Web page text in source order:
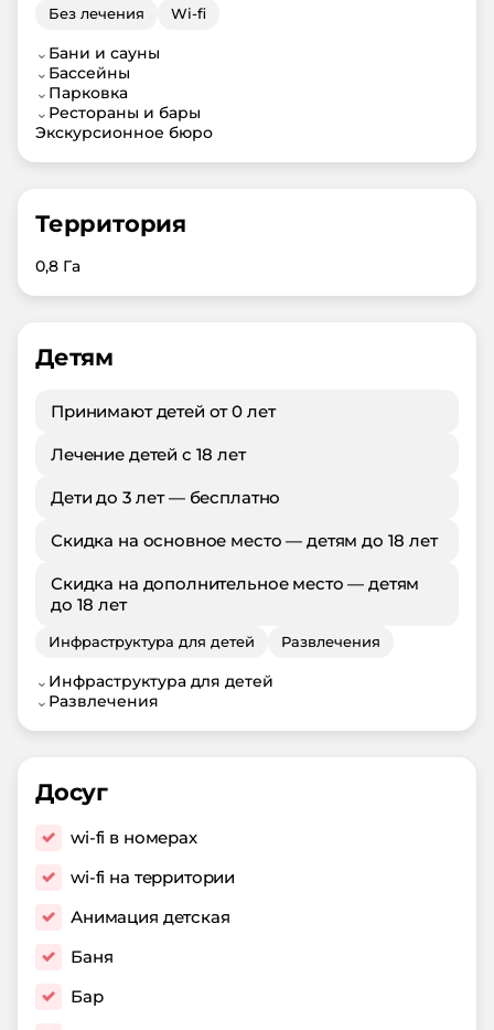
Без лечения
Wi-fi
⌄ Бани и сауны
⌄ Бассейны
⌄ Парковка
⌄ Рестораны и бары
Экскурсионное бюро
Территория
0,8 Га
Детям
Принимают детей от 0 лет
Лечение детей с 18 лет
Дети до 3 лет — бесплатно
Скидка на основное место — детям до 18 лет
Скидка на дополнительное место — детям
до 18 лет
Инфраструктура для детей Развлечения
⌄ Инфраструктура для детей
⌄ Развлечения
Досуг
wi-fi в номерах
wi-fi на территории
Анимация детская
Баня
Бар